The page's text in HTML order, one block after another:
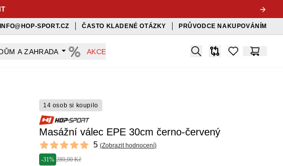
INFO@HOP-SPORT.CZ ČASTO KLADENÉ OTÁZKY PRŮVODCE NAKUPOVÁNÍM
A ZAHRADA AKCE Search
Srovnávačitems inKošík
14 osob si koupilo
Masážní válec EPE 30cm černo-červený
Reviews
5 out of 5 stars 5 (Zobrazit hodnocení)
-31% 280,00 Kč